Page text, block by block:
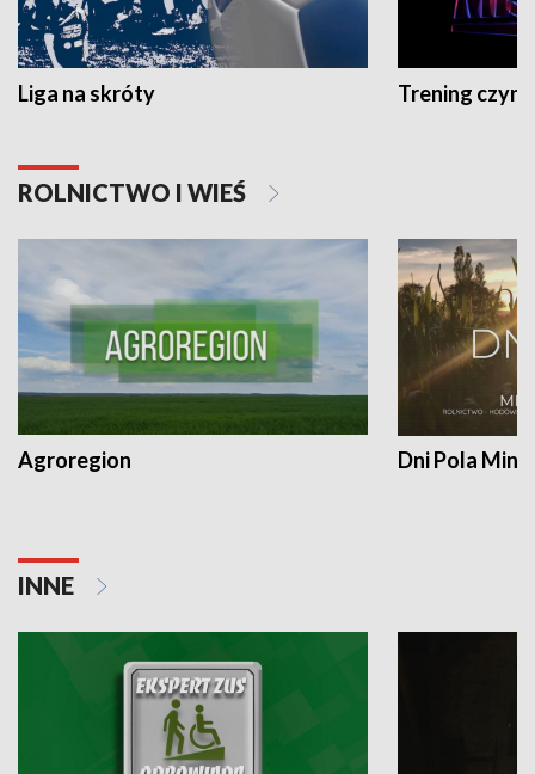
Liga na skróty Trening czyni
ROLNICTWO I WIEŚ
Agroregion Dni Pola
INNE